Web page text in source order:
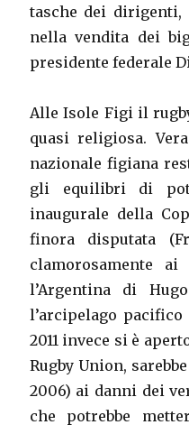
tasche dei
nella vendita dei
presidente federale
Alle Isole Figi il
quasi religiosa.
nazionale figiana
gli equilibri di
inaugurale della
finora disputata
clamorosamente
l’Argentina di
l’arcipelago
2011 invece si è
Rugby Union,
2006) ai danni dei
che potrebbe